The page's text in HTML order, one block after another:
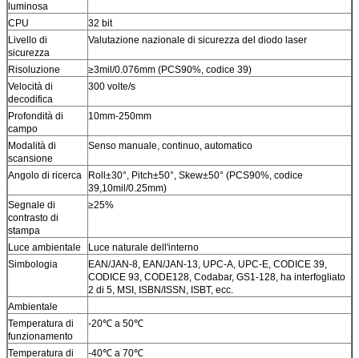
luminosa
CPU
32 bit
Livello di
sicurezza
Valutazione nazionale di sicurezza del diodo laser
Risoluzione
≥3mil/0.076mm (PCS90%, codice 39)
Velocità di
decodifica
300 volte/s
Profondità di
campo
10mm-250mm
Modalità di
scansione
Senso manuale, continuo, automatico
Angolo di ricerca
Roll±30°, Pitch±50°, Skew±50° (PCS90%, codice
39,10mil/0.25mm)
Segnale di
contrasto di
stampa
≥25%
Luce ambientale
Luce naturale dell'interno
Simbologia
EAN/JAN-8, EAN/JAN-13, UPC-A, UPC-E, CODICE 39,
CODICE 93, CODE128, Codabar, GS1-128, ha interfogliato
2 di 5, MSI, ISBN/ISSN, ISBT, ecc.
Ambientale
Temperatura di
funzionamento
-20℃ a 50℃
Temperatura di
-40℃ a 70℃